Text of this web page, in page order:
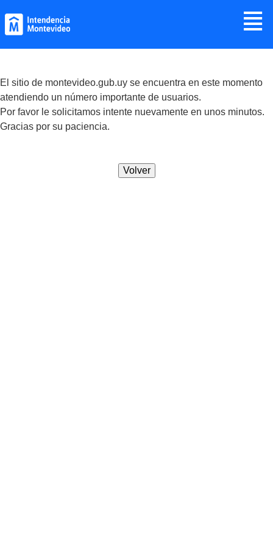
≣
El sitio de montevideo.gub.uy se encuentra en este momento
atendiendo un número importante de usuarios.
Por favor le solicitamos intente nuevamente en unos minutos.
Gracias por su paciencia.
Volver